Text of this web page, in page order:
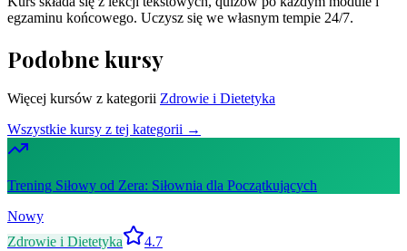
egzaminu końcowego. Uczysz się we własnym tempie 24/7.
Podobne kursy
Więcej kursów z kategorii Zdrowie i Dietetyka
Wszystkie kursy z tej kategorii →
Trening Siłowy od Zera: Siłownia dla Początkujących
Nowy
Zdrowie i Dietetyka
4.7